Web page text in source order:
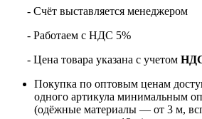
- Счёт выставляется менеджером
- Работаем с НДС 5%
- Цена товара указана с учетом
Покупка по оптовым ценам
одного артикула минимальным
(одёжные материалы — от 3 м,